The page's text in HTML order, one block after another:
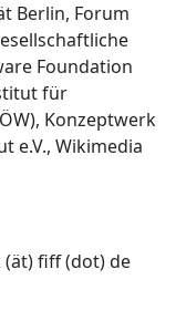
Berlin, Forum
Foundation
für
Konzeptwerk
e.V., Wikimedia
fiff (dot) de